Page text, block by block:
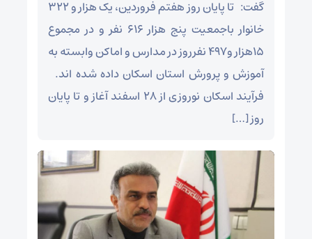
گفت: تا پایان روز هفتم فروردین، یک هزار و ۳۲۲
خانوار باجمعیت پنج هزار ۶۱۶ نفر و در مجموع
۱۵هزار و۴۹۷ نفرروز در مدارس و اماکن وابسته به
آموزش و پرورش استان اسکان داده شده اند.
فرآیند اسکان نوروزی از ۲۸ اسفند آغاز و تا پایان
روز […]